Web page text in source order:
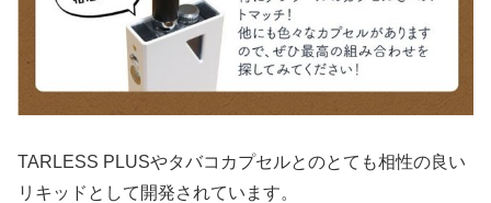
TARLESS PLUSやタバコカプセルとのとても相性の良い
リキッドとして開発されています。